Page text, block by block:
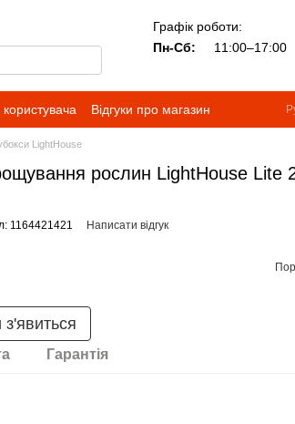
Графік роботи:
Пн-Сб:
11:00–17:00
Відгуки про магазин
LightHouse
рослин LightHouse Lite
1164421421 Написати відгук
Гарантія